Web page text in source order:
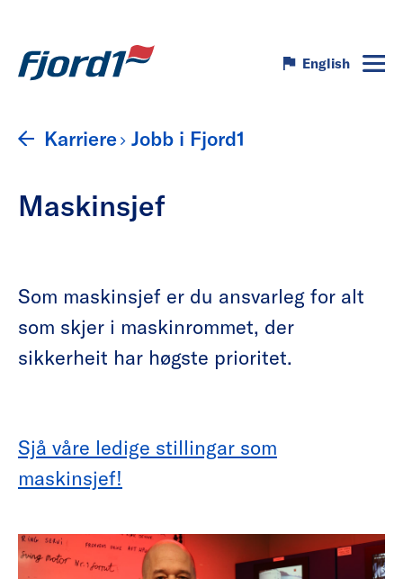
English
Karriere Jobb i Fjord1
Maskinsjef
Som maskinsjef er du ansvarleg for alt
som skjer i maskinrommet, der
sikkerheit har høgste prioritet.
Sjå våre ledige stillingar som
maskinsjef!